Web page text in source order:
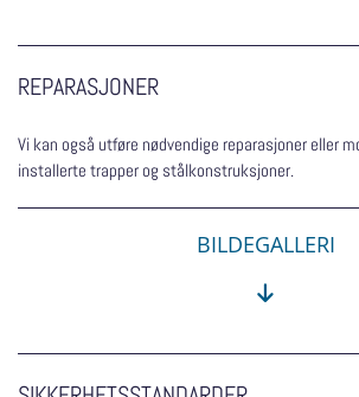
REPARASJONER
Vi kan også utføre nødvendige reparasjoner eller
installerte trapper og stålkonstruksjoner.
BILDEGALLERI
